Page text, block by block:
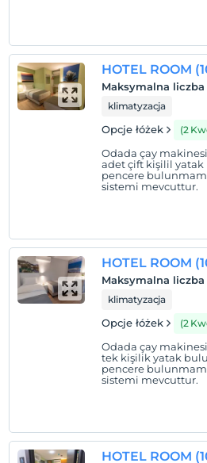
HOTEL ROOM
Maksymalna liczba
klimatyzacja
Opcje łóżek (2
Odada çay
adet çift kişilil
pencere
sistemi mevcuttur.
HOTEL ROOM
Maksymalna liczba
klimatyzacja
Opcje łóżek (2
Odada çay
tek kişilik yatak
pencere
sistemi mevcuttur.
HOTEL ROOM